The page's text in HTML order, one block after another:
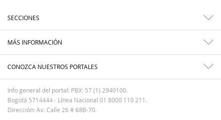
SECCIONES
MÁS INFORMACIÓN
CONOZCA NUESTROS PORTALES
Info general del portal: PBX: 57 (1) 2940100.
Bogotá 5714444 - Línea Nacional 01 8000 110 211.
Dirección: Av. Calle 26 # 68B-70.